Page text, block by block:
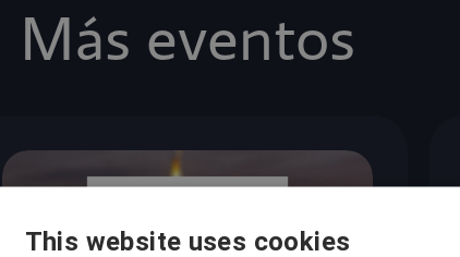
Más eventos
This website uses cookies